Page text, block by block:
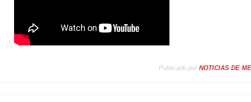
Publicado por NOTICIAS DE